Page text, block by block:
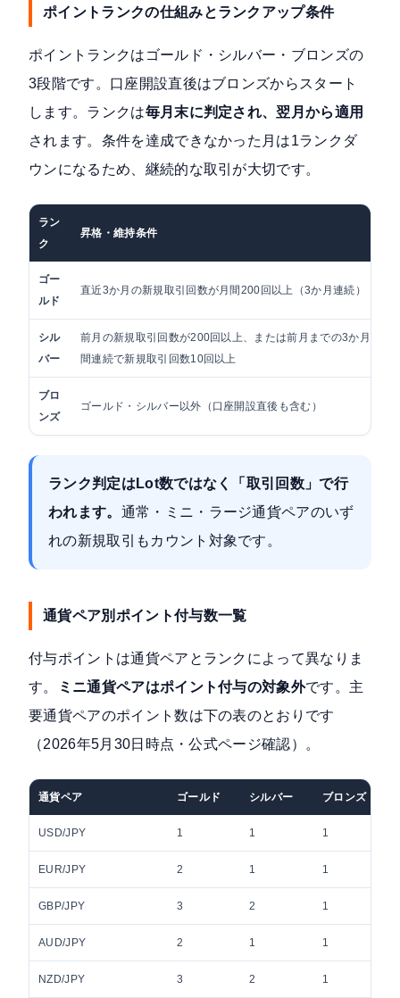
ポイントランクの仕組みとランクアップ条件
ポイントランクはゴールド・シルバー・ブロンズの
3段階です。口座開設直後はブロンズからスタート
します。ランクは毎月末に判定され、翌月から適用
されます。条件を達成できなかった月は1ランクダ
ウンになるため、継続的な取引が大切です。
ラン
ク
昇格・維持条件
ゴー
ルド
直近3か月の新規取引回数が月間200回以上（3か月連続）
シル
バー
前月の新規取引回数が200回以上、または前月までの3か月
間連続で新規取引回数10回以上
ブロ
ンズ
ゴールド・シルバー以外（口座開設直後も含む）
ランク判定はLot数ではなく「取引回数」で行
われます。 通常・ミニ・ラージ通貨ペアのいず
れの新規取引もカウント対象です。
通貨ペア別ポイント付与数一覧
付与ポイントは通貨ペアとランクによって異なりま
す。
ミニ通貨ペアはポイント付与の対象外です。主
要通貨ペアのポイント数は下の表のとおりです
（2026年5月30日時点・公式ページ確認）。
通貨ペア ゴールド シルバー ブロンズ
USD/JPY 1 1 1
EUR/JPY 2 1 1
GBP/JPY 3 2 1
AUD/JPY 2 1 1
NZD/JPY 3 2 1